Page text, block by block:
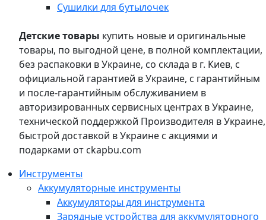
Сушилки для бутылочек
Детские товары купить новые и оригинальные
товары, по выгодной цене, в полной комплектации,
без распаковки в Украине, со склада в г. Киев, с
официальной гарантией в Украине, с гарантийным
и после-гарантийным обслуживанием в
авторизированных сервисных центрах в Украине,
технической поддержкой Производителя в Украине,
быстрой доставкой в Украине с акциями и
подарками от ckapbu.com
Инструменты
Аккумуляторные инструменты
Аккумуляторы для инструмента
Зарядные устройства для аккумуляторного